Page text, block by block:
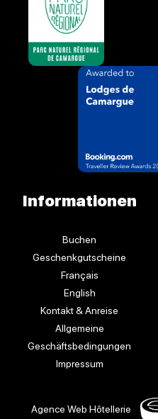
Informationen
Buchen
Geschenkgutscheine
Français
English
Kontakt & Anreise
Allgemeine
Geschäftsbedingungen
Impressum
Agence Web Hôtellerie